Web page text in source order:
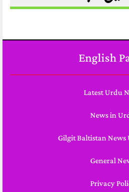
English
Latest Urdu
News in
Gilgit Baltistan
General
Privacy